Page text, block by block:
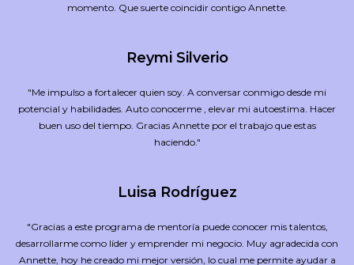
momento. Que suerte coincidir contigo Annette.
Reymi Silverio
"Me impulso a fortalecer quien soy. A conversar conmigo desde mi
potencial y habilidades. Auto conocerme , elevar mi autoestima. Hacer
buen uso del tiempo. Gracias Annette por el trabajo que estas
haciendo."
Luisa Rodríguez
"Gracias a este programa de mentoría puede conocer mis talentos,
desarrollarme como líder y emprender mi negocio. Muy agradecida con
Annette, hoy he creado mi mejor versión, lo cual me permite ayudar a